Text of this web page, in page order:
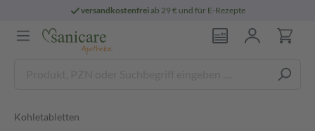
versandkostenfreiab 29 € und für E-Rezepte
Kohletabletten